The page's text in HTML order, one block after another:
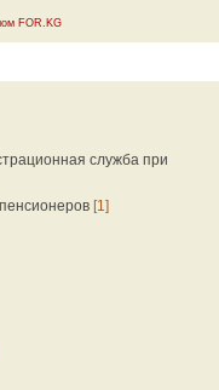
FOR.KG
служба при
[1]